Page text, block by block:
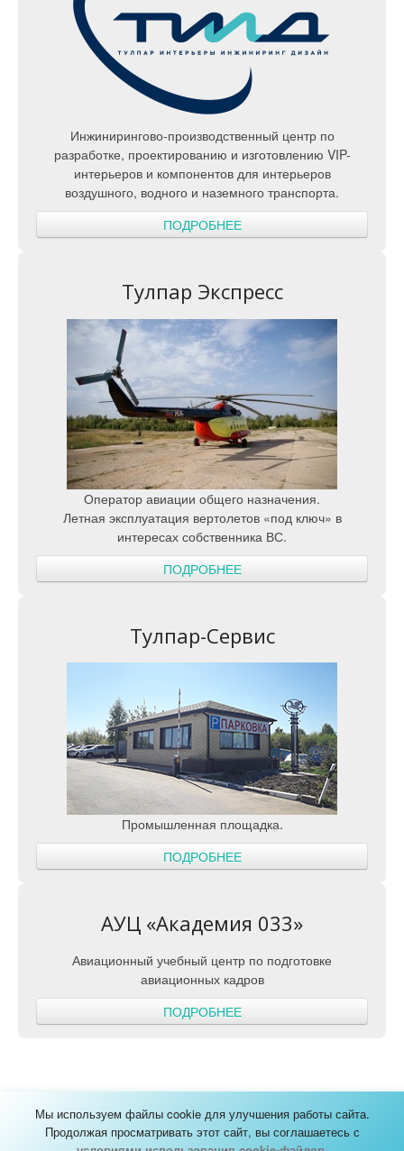
Инжинирингово-производственный центр по
разработке, проектированию и изготовлению VIP-
интерьеров и компонентов для интерьеров
воздушного, водного и наземного транспорта.
ПОДРОБНЕЕ
Тулпар Экспресс
Оператор авиации общего назначения.
Летная эксплуатация вертолетов «под ключ» в
интересах собственника ВС.
ПОДРОБНЕЕ
Тулпар-Сервис
Промышленная площадка.
ПОДРОБНЕЕ
АУЦ «Академия 033»
Авиационный учебный центр по подготовке
авиационных кадров
ПОДРОБНЕЕ
КАРТА САЙТА
© УК «Тулпар Аэро Групп» 1991-2026
Мы используем файлы cookie для улучшения работы сайта.
Продолжая просматривать этот сайт, вы соглашаетесь с